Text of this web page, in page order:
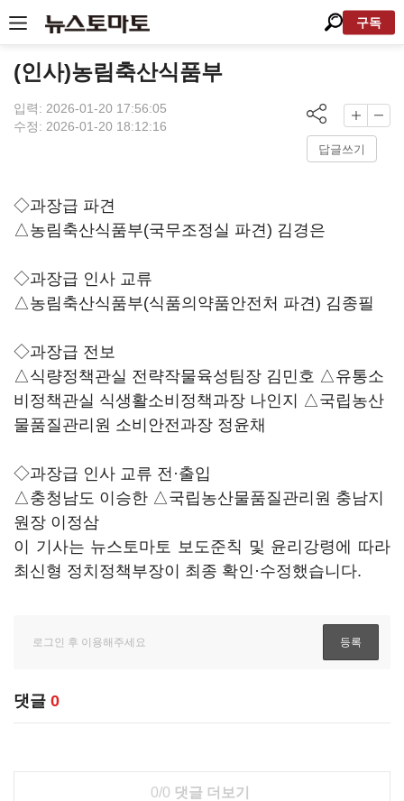
구독
(인사)농림축산식품부
입력: 2026-01-20 17:56:05
수정: 2026-01-20 18:12:16
답글쓰기
◇과장급 파견
△농림축산식품부(국무조정실 파견) 김경은
◇과장급 인사 교류
△농림축산식품부(식품의약품안전처 파견) 김종필
◇과장급 전보
△식량정책관실 전략작물육성팀장 김민호 △유통소
비정책관실 식생활소비정책과장 나인지 △국립농산
물품질관리원 소비안전과장 정윤채
◇과장급 인사 교류 전·출입
△충청남도 이승한 △국립농산물품질관리원 충남지
원장 이정삼
이 기사는 뉴스토마토 보도준칙 및 윤리강령에 따라
최신형 정치정책부장이 최종 확인·수정했습니다.
댓글 0
0/0 댓글 더보기